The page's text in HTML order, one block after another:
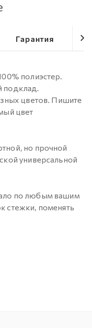
Гарантия
полиэстер.
подклад.
цветов. Пишите
цвет
но прочной
универсальной
по любым вашим
стежки, поменять